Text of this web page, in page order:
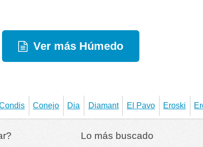
Ver más Húmedo
Conejo Dia Diamant El Pavo Eroski
Lo más buscado